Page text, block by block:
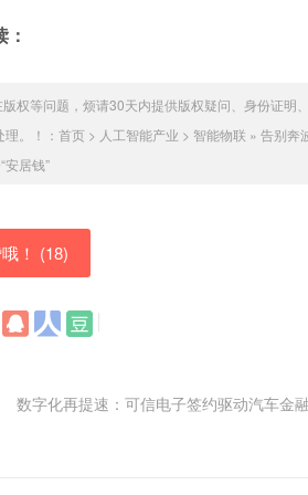
权等问题，烦请30天内提供版权疑问、身份证明
。！： 首页> 人工智能产业 > 智能物联 » 告别奔
安居钱”
！ (18)
数字化再提速：可信电子签约驱动汽车金